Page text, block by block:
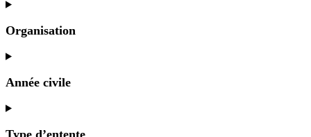
Organisation
Année civile
Type d’entente